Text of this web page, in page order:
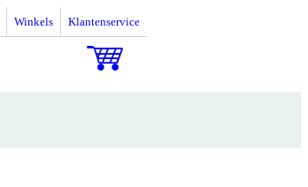
Winkels Klantenservice